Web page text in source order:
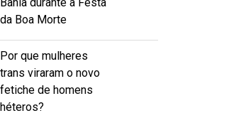
da Boa Morte
Por que mulheres
trans viraram o novo
fetiche de homens
héteros?